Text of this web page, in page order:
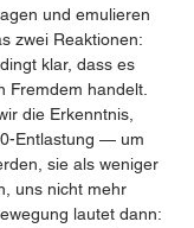
und emulieren
zwei Reaktionen:
klar, dass es
Fremdem handelt.
die Erkenntnis,
Entlastung — um
sie als weniger
uns nicht mehr
lautet dann: